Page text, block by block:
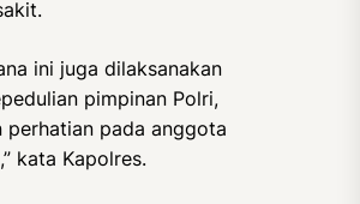
ini juga dilaksanakan
pimpinan Polri,
perhatian pada anggota
kata Kapolres.